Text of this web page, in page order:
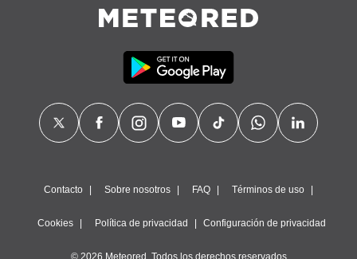
Contacto Sobre nosotros FAQ Términos de uso
Cookies Política de privacidad Configuración de privacidad
© 2026 Meteored. Todos los derechos reservados